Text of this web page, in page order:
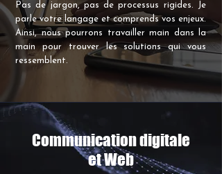
Pas de jargon, pas de processus rigides. Je
parle votre langage et comprends vos enjeux.
Ainsi, nous pourrons travailler main dans la
main pour trouver les solutions qui vous
ressemblent.
Communication digitale
et Web